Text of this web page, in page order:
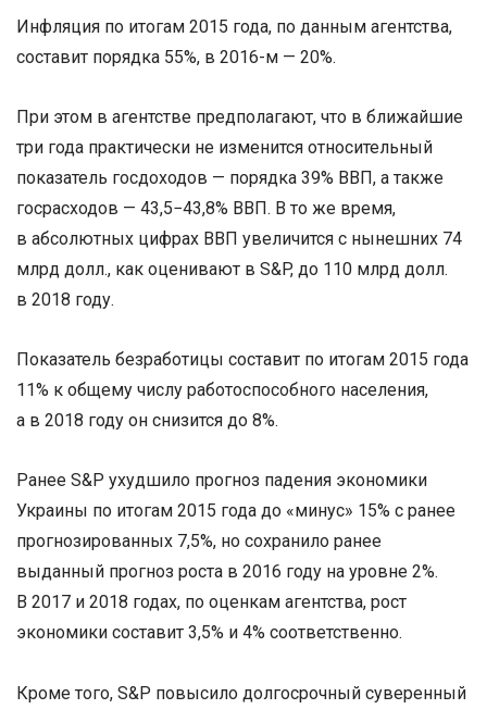
Инфляция по итогам 2015 года, по данным агентства,
составит порядка 55%, в 2016-м — 20%.
При этом в агентстве предполагают, что в ближайшие
три года практически не изменится относительный
показатель госдоходов — порядка 39% ВВП, а также
госрасходов — 43,5−43,8% ВВП. В то же время,
в абсолютных цифрах ВВП увеличится с нынешних 74
млрд долл., как оценивают в S&P, до 110 млрд долл.
в 2018 году.
Показатель безработицы составит по итогам 2015 года
11% к общему числу работоспособного населения,
а в 2018 году он снизится до 8%.
Ранее S&P ухудшило прогноз падения экономики
Украины по итогам 2015 года до «минус» 15% с ранее
прогнозированных 7,5%, но сохранило ранее
выданный прогноз роста в 2016 году на уровне 2%.
В 2017 и 2018 годах, по оценкам агентства, рост
экономики составит 3,5% и 4% соответственно.
Кроме того, S&P повысило долгосрочный суверенный